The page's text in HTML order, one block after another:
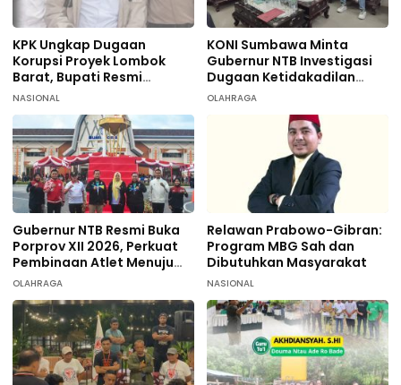
KPK Ungkap Dugaan
Korupsi Proyek Lombok
Barat, Bupati Resmi
Tersangka
NASIONAL
KONI Sumbawa Minta
Gubernur NTB Investigasi
Dugaan Ketidakadilan
terhadap 9 Atlet
OLAHRAGA
Gubernur NTB Resmi Buka
Porprov XII 2026, Perkuat
Pembinaan Atlet Menuju
PON 2028
OLAHRAGA
Relawan Prabowo-Gibran:
Program MBG Sah dan
Dibutuhkan Masyarakat
NASIONAL